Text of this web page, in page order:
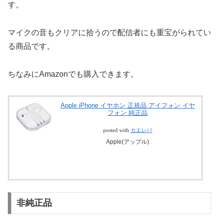
す。
マイクの音もクリアに拾うので配信者にも重宝がられてい
る商品です。
ちなみにAmazonでも購入できます。
Apple iPhone イヤホン 正規品 アイフォン イヤ
フォン 純正品
posted with カエレバ
Apple(アップル)
非純正品